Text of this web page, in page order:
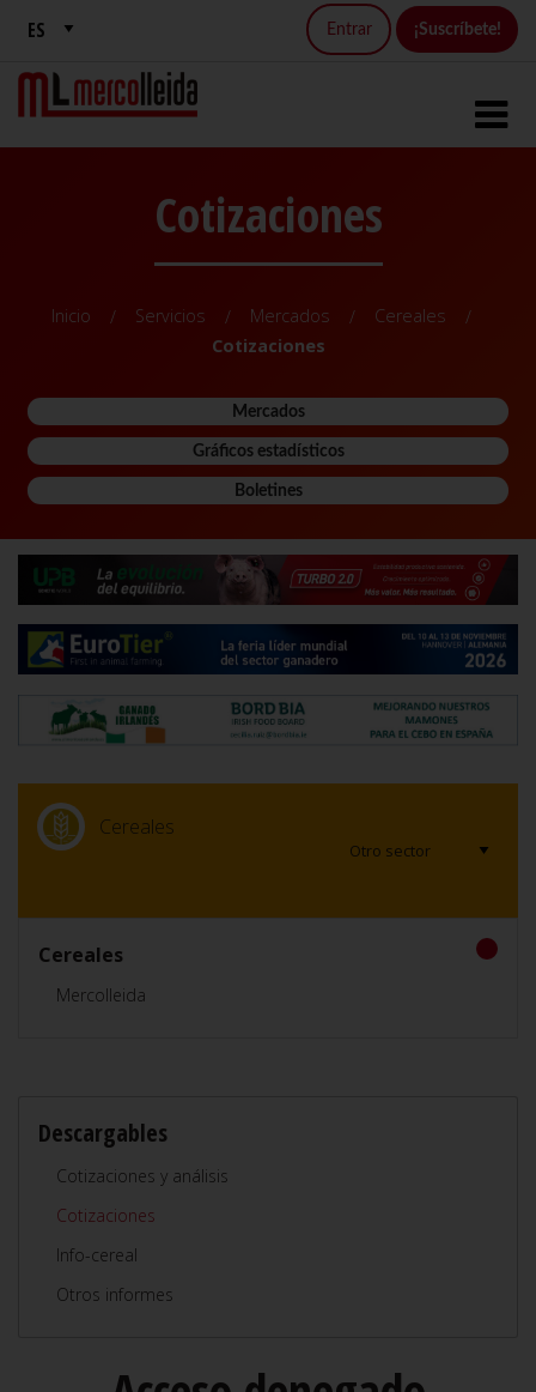
Entrar ¡Suscríbete!
Cotizaciones
Inicio Servicios Mercados
Cereales
Cotizaciones
Mercados
Gráficos estadísticos
Boletines
Cereales
Cereales
Mercolleida
Descargables
Cotizaciones y análisis
Cotizaciones
Info-cereal
Otros informes